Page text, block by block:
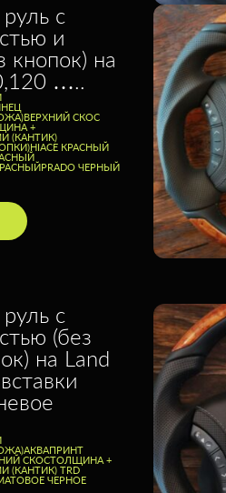
с
и
кнопок) на
…..
ВЕРХНИЙ СКОС
+
(КАНТИК)
HIACE КРАСНЫЙ
PRADO ЧЕРНЫЙ
с
(без
на Land
АКВАПРИНТ
СКОСТОЛЩИНА +
(КАНТИК) TRD
ЧЕРНОЕ